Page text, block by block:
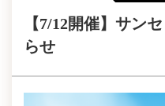
【7/12開催】サン
らせ